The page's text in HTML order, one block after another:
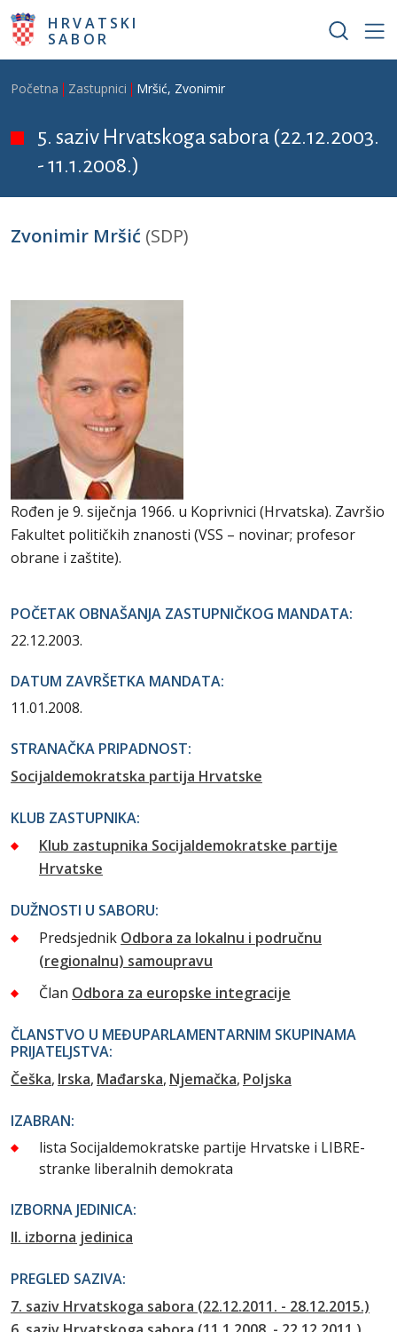
Skoči na glavni sadržaj
HRVATSKI
SABOR
Breadcrumb
Početna Zastupnici Mršić, Zvonimir
5. saziv Hrvatskoga sabora (22.12.2003.
- 11.1.2008.)
Zvonimir Mršić (SDP)
Rođen je 9. siječnja 1966. u Koprivnici (Hrvatska). Završio
Fakultet političkih znanosti (VSS – novinar; profesor
obrane i zaštite).
POČETAK OBNAŠANJA ZASTUPNIČKOG MANDATA:
22.12.2003.
DATUM ZAVRŠETKA MANDATA:
11.01.2008.
STRANAČKA PRIPADNOST:
Socijaldemokratska partija Hrvatske
KLUB ZASTUPNIKA:
Klub zastupnika Socijaldemokratske partije
Hrvatske
DUŽNOSTI U SABORU:
Predsjednik Odbora za lokalnu i područnu
(regionalnu) samoupravu
Član Odbora za europske integracije
ČLANSTVO U MEĐUPARLAMENTARNIM SKUPINAMA
PRIJATELJSTVA:
Češka Irska Mađarska Njemačka Poljska
IZABRAN:
lista Socijaldemokratske partije Hrvatske i LIBRE-
stranke liberalnih demokrata
IZBORNA JEDINICA:
II. izborna jedinica
PREGLED SAZIVA:
7. saziv Hrvatskoga sabora (22.12.2011. - 28.12.2015.)